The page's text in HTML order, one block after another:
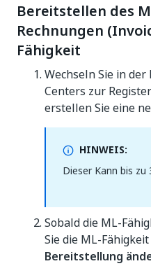
Bereitstellen des
Rechnungen
Fähigkeit
Wechseln Sie in
Centers zur
erstellen Sie eine
HINWEIS:
Dieser Kann bis
Sobald die ML-
Sie die ML-
Bereitstellung